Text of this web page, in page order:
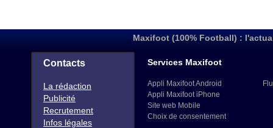
Maxifoot (100% Football) :
Contacts
La rédaction
Publicité
Recrutement
Infos légales
Services Maxifoot
Appli Maxifoot Android
Appli Maxifoot iPhone
Site web Mobile
Choix de consentement